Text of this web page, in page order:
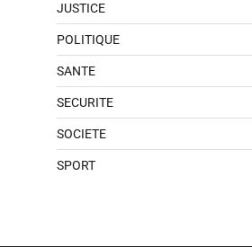
JUSTICE
POLITIQUE
SANTE
SECURITE
SOCIETE
SPORT